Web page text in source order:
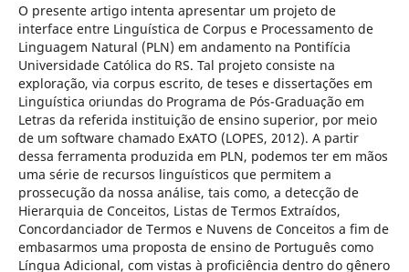
O presente artigo intenta apresentar um projeto de
interface entre Linguística de Corpus e Processamento de
Linguagem Natural (PLN) em andamento na Pontifícia
Universidade Católica do RS. Tal projeto consiste na
exploração, via corpus escrito, de teses e dissertações em
Linguística oriundas do Programa de Pós-Graduação em
Letras da referida instituição de ensino superior, por meio
de um software chamado ExATO (LOPES, 2012). A partir
dessa ferramenta produzida em PLN, podemos ter em mãos
uma série de recursos linguísticos que permitem a
prossecução da nossa análise, tais como, a detecção de
Hierarquia de Conceitos, Listas de Termos Extraídos,
Concordanciador de Termos e Nuvens de Conceitos a fim de
embasarmos uma proposta de ensino de Português como
Língua Adicional, com vistas à proficiência dentro do gênero